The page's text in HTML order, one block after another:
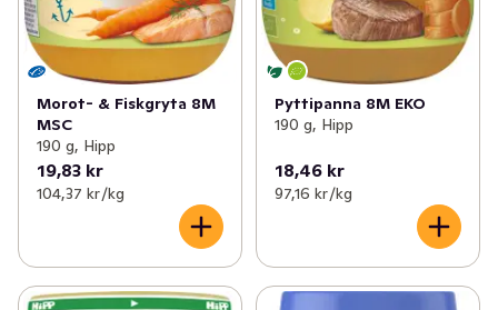
Morot- & Fiskgryta 8M
MSC
190 g, Hipp
19,83 kr
104,37 kr /kg
Pyttipanna 8M EKO
190 g, Hipp
18,46 kr
97,16 kr /kg